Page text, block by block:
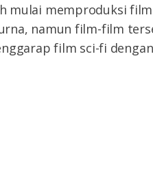
mulai memproduksi
namun film-film
film sci-fi